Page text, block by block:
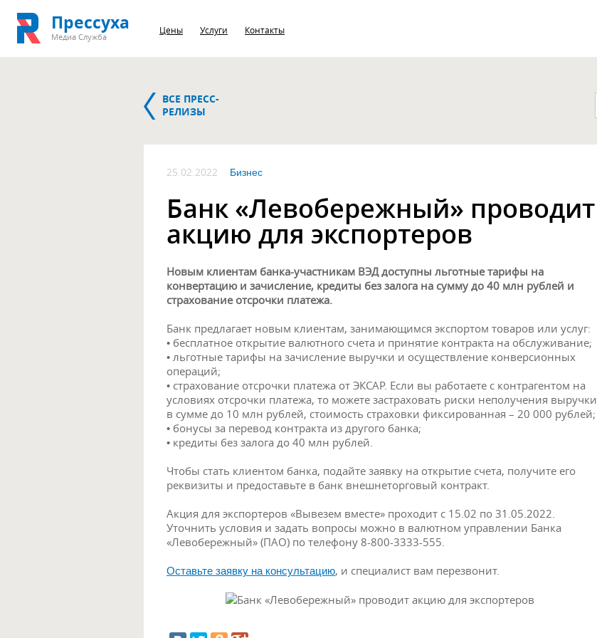
Прессуха
Медиа Служба
Цены Услуги Контакты
ВСЕ ПРЕСС-
РЕЛИЗЫ
25.02.2022 Бизнес
Банк «Левобережный» проводит
акцию для экспортеров
Новым клиентам банка-участникам ВЭД доступны льготные тарифы на
конвертацию и зачисление, кредиты без залога на сумму до 40 млн рублей и
страхование отсрочки платежа.
Банк предлагает новым клиентам, занимающимся экспортом товаров или услуг:
• бесплатное открытие валютного счета и принятие контракта на обслуживание;
• льготные тарифы на зачисление выручки и осуществление конверсионных
операций;
• страхование отсрочки платежа от ЭКСАР. Если вы работаете с контрагентом на
условиях отсрочки платежа, то можете застраховать риски неполучения выручки
в сумме до 10 млн рублей, стоимость страховки фиксированная – 20 000 рублей;
• бонусы за перевод контракта из другого банка;
• кредиты без залога до 40 млн рублей.
Чтобы стать клиентом банка, подайте заявку на открытие счета, получите его
реквизиты и предоставьте в банк внешнеторговый контракт.
Акция для экспортеров «Вывезем вместе» проходит с 15.02 по 31.05.2022.
Уточнить условия и задать вопросы можно в валютном управлении Банка
«Левобережный» (ПАО) по телефону 8-800-3333-555.
Оставьте заявку на консультацию, и специалист вам перезвонит.